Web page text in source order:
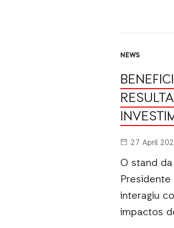
NEWS
27 April
O stand
Presidente
interagiu
impactos